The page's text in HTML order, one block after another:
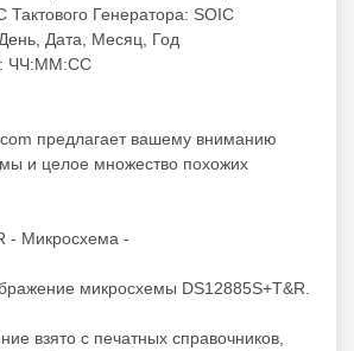
Генератора: SOIC
Дата, Месяц, Год
ЧЧ:ММ:СС
предлагает вашему вниманию
и целое множество похожих
микросхемы DS12885S+T&R.
взято с печатных справочников,